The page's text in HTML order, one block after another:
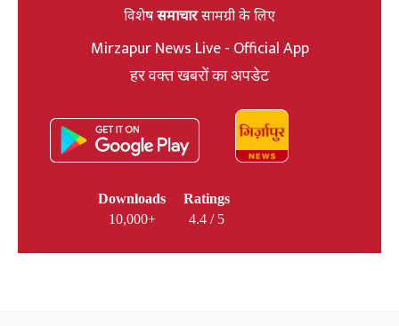
विशेषसमाचारसामग्री के लिए
Mirzapur News Live - Official App
हर वक्त खबरों का अपडेट
Downloads
10,000+
Ratings
4.4 / 5